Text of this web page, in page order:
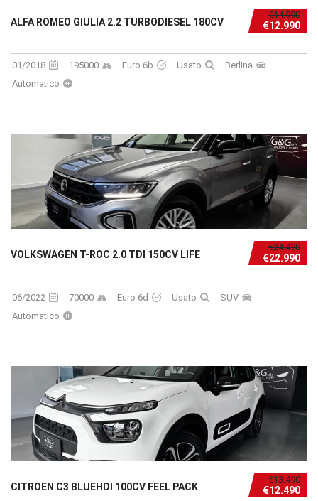
€14.990
€12.990
ALFA ROMEO GIULIA 2.2 TURBODIESEL 180CV
01/2018 195000 Euro 6b Usato
Berlina
Automatico
€24.490
€22.990
VOLKSWAGEN T-ROC 2.0 TDI 150CV LIFE
06/2022 70000 Euro 6d Usato
SUV
Automatico
€13.490
€12.490
CITROEN C3 BLUEHDI 100CV FEEL PACK